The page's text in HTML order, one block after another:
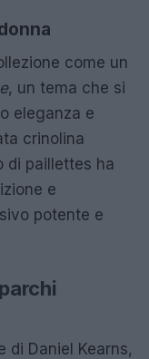
come un
, un tema che si
eleganza e
crinolina
di paillettes ha
e
potente e
di Daniel Kearns,